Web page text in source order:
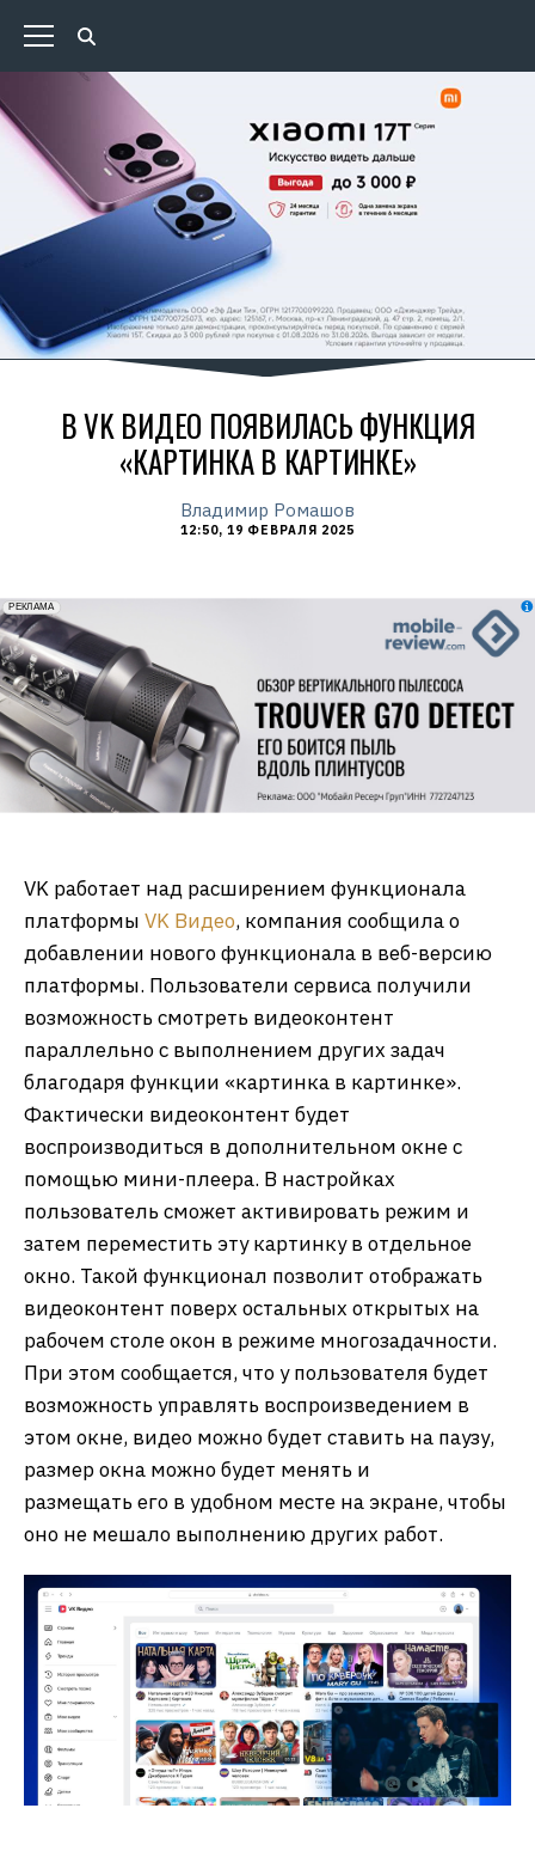
В VK ВИДЕО ПОЯВИЛАСЬ ФУНКЦИЯ
«КАРТИНКА В КАРТИНКЕ»
Владимир Ромашов
12:50, 19 ФЕВРАЛЯ 2025
erid: 2VfnxxmNzs5
РЕКЛАМА
VK работает над расширением функционала
платформы VK Видео, компания сообщила о
добавлении нового функционала в веб-версию
платформы. Пользователи сервиса получили
возможность смотреть видеоконтент
параллельно с выполнением других задач
благодаря функции «картинка в картинке».
Фактически видеоконтент будет
воспроизводиться в дополнительном окне с
помощью мини-плеера. В настройках
пользователь сможет активировать режим и
затем переместить эту картинку в отдельное
окно. Такой функционал позволит отображать
видеоконтент поверх остальных открытых на
рабочем столе окон в режиме многозадачности.
При этом сообщается, что у пользователя будет
возможность управлять воспроизведением в
этом окне, видео можно будет ставить на паузу,
размер окна можно будет менять и
размещать его в удобном месте на экране, чтобы
оно не мешало выполнению других работ.